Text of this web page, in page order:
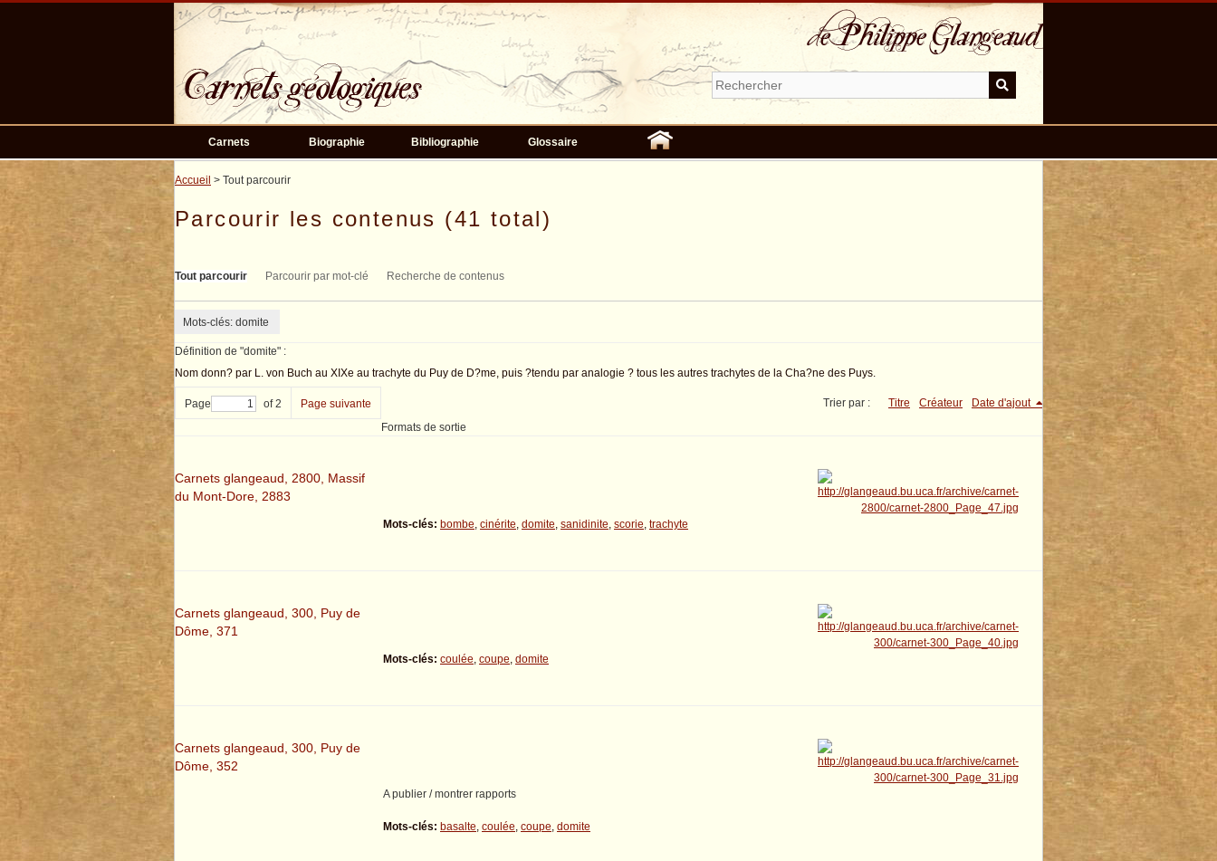
Carnets Biographie Bibliographie Glossaire
Accueil > Tout parcourir
Parcourir les contenus (41 total)
Tout parcourir Parcourir par mot-clé Recherche de contenus
Mots-clés: domite
Définition de "domite" :
Nom donn? par L. von Buch au XIXe au trachyte du Puy de D?me, puis ?tendu par analogie ? tous les autres trachytes de la Cha?ne des Puys.
Page of 2 Page suivante Trier par : Titre Créateur Date d'ajout
Carnets glangeaud, 2800, Massif
du Mont-Dore, 2883
Mots-clés: bombe, cinérite, domite, sanidinite, scorie, trachyte
Carnets glangeaud, 300, Puy de
Dôme, 371
Mots-clés: coulée, coupe, domite
Carnets glangeaud, 300, Puy de
Dôme, 352
A publier / montrer rapports
Mots-clés: basalte, coulée, coupe, domite
Formats de sortie